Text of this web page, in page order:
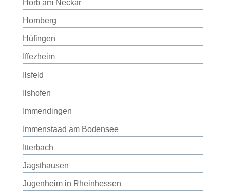
Horb am Neckar
Hornberg
Hüfingen
Iffezheim
Ilsfeld
Ilshofen
Immendingen
Immenstaad am Bodensee
Itterbach
Jagsthausen
Jugenheim in Rheinhessen